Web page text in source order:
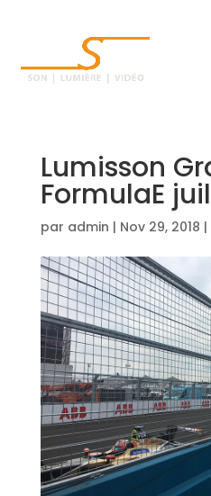
Lumisson
FormulaE
par admin | Nov 29, 2018 |